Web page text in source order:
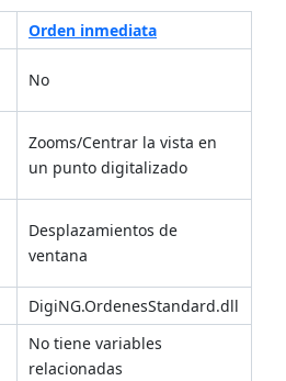
Orden inmediata
No
Zooms/Centrar la vista en
un punto digitalizado
Desplazamientos de
ventana
DigiNG.OrdenesStandard.dll
No tiene variables
relacionadas